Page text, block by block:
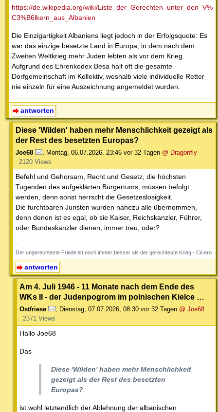
https://de.wikipedia.org/wiki/Liste_der_Gerechten_unter_den_V%
C3%B6lkern_aus_Albanien
Die Einzigartigkeit Albaniens liegt jedoch in der Erfolgsquote: Es
war das einzige besetzte Land in Europa, in dem nach dem
Zweiten Weltkrieg mehr Juden lebten als vor dem Krieg.
Aufgrund des Ehrenkodex Besa half oft die gesamte
Dorfgemeinschaft im Kollektiv, weshalb viele individuelle Retter
nie einzeln für eine Auszeichnung angemeldet wurden.
antworten
Diese 'Wilden' haben mehr Menschlichkeit gezeigt als
der Rest des besetzten Europas?
Joe68 Montag, 06.07.2026, 23:46 vor 32 Tagen @ Dragonfly
2120 Views
Befehl und Gehorsam, Recht und Gesetz, die höchsten
Tugenden des aufgeklärten Bürgertums, müssen befolgt
werden, denn sonst herrscht die Gesetzeslosigkeit.
Die furchtbaren Juristen wurden nahezu alle übernommen,
denn denen ist es egal, ob sie Kaiser, Reichskanzler, Führer,
oder Bundeskanzler dienen, immer treu, oder?
--
Der ungerechteste Friede ist noch immer besser als der gerechteste Krieg - Cicero
antworten
Am 4. Juli 1946 - 11 Monate nach dem Ende des
WKs II - der Judenpogrom im polnischen Kielce …
Ostfriese Dienstag, 07.07.2026, 08:30 vor 32 Tagen @ Joe68
2371 Views
Hallo Joe68
Das
Diese 'Wilden' haben mehr Menschlichkeit
gezeigt als der Rest des besetzten
Europas?
ist wohl letztendlich der Ablehnung der albanischen